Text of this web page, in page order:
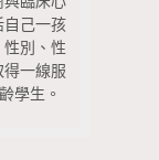
自己一孩
別、性
一線服
學生。